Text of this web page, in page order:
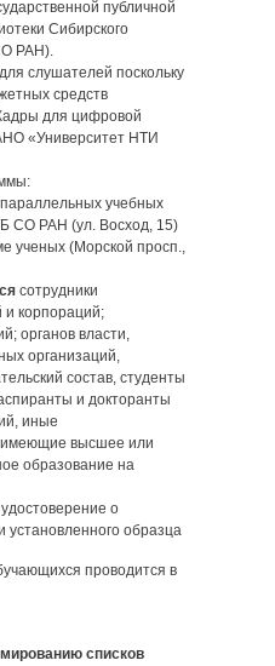
публичной
Сибирского
РАН).
для слушателей поскольку
средств
для цифровой
«Университет НТИ
учебных
СО РАН (ул. Восход, 15)
ученых (Морской просп.,
сотрудники
корпораций;
органов власти,
организаций,
состав, студенты
и докторанты
иные
имеющие высшее или
образование на
удостоверение о
образца
проводится в
списков